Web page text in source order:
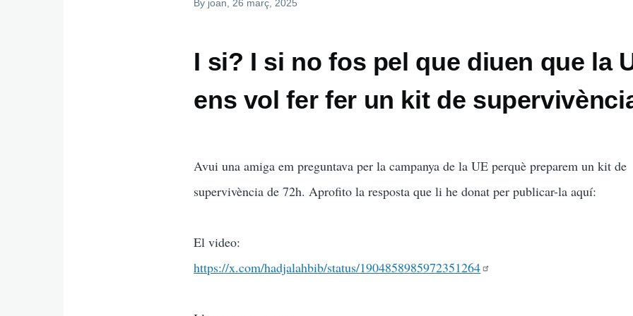
By joan , 26 març, 2025
I si? I si no fos pel que diuen que la
ens vol fer fer un kit de
Avui una amiga em preguntava per la campanya de la UE perquè preparem un kit de
supervivència de 72h. Aprofito la resposta que li he donat per publicar-la aquí:
El video:
https://x.com/hadjalahbib/status/1904858985972351264